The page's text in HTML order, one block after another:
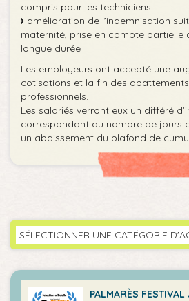
compris pour les techniciens
amélioration de l’indemnisation
maternité, prise en compte partielle
longue durée
Les employeurs ont accepté une
cotisations et la fin des
professionnels.
Les salariés verront eux un différé
correspondant au nombre de jours
un abaissement du plafond de
SÉLECTIONNER UNE CATÉGORIE
PALMARÈS